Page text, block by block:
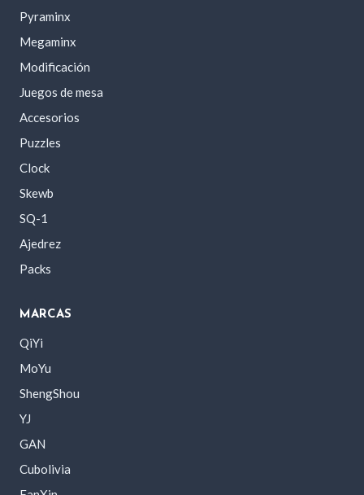
Pyraminx
Megaminx
Modificación
Juegos de mesa
Accesorios
Puzzles
Clock
Skewb
SQ-1
Ajedrez
Packs
MARCAS
QiYi
MoYu
ShengShou
YJ
GAN
Cubolivia